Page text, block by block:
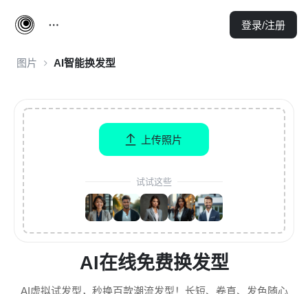
登录/注册
图片 AI智能换发型
AI在线免费换发型
AI虚拟试发型，秒换百款潮流发型！长短、卷直、发色随心
上传照片
试试这些